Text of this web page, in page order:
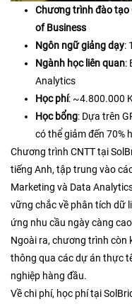
Chương trình đào tạo
of Business
Ngôn ngữ giảng dạy:
Ngành học liên quan:
Analytics
Học phí: ~4.800.000
Học bổng: Dựa trên
có thể giảm đến 70%
Chương trình CNTT tại
tiếng Anh, tập trung vào
Marketing và Data
vững chắc về phân tích dữ
ứng nhu cầu ngày càng
Ngoài ra, chương trình còn
thông qua các dự án thực
nghiệp hàng đầu.​
Về chi phí, học phí tại